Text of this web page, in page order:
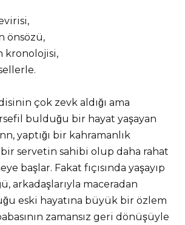
önsözü,
kronolojisi,
çok zevk aldığı ama
bulduğu bir hayat yaşayan
yaptığı bir kahramanlık
servetin sahibi olup daha rahat
başlar. Fakat fıçısında yaşayıp
arkadaşlarıyla maceradan
eski hayatına büyük bir özlem
zamansız geri dönüşüyle